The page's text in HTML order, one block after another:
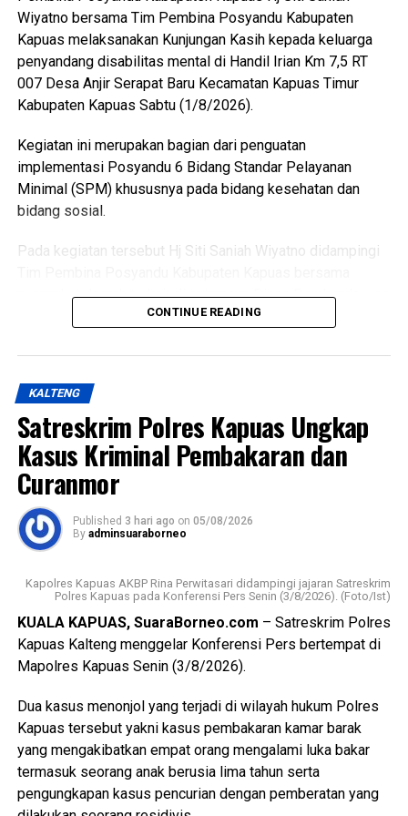
BPIP Nomor 5 Tahun 2023 yang mengamanatkan bahwa
calon Paskibraka terpilih wajib mengikuti pemusatan
pendidikan dan pelatihan sebelum melaksanakan tugas
pengibaran dan penurunan Duplikat Bendera Pusaka pada
peringatan Hari Ulang Tahun Kemerdekaan Republik
Views: 14
Bagikan ke
WhatsApp Facebook 0
Wiyatno bersama Tim Pembina Posyandu Kabupaten
Kapuas melaksanakan Kunjungan Kasih kepada keluarga
penyandang disabilitas mental di Handil Irian Km 7,5 RT
007 Desa Anjir Serapat Baru Kecamatan Kapuas Timur
Kabupaten Kapuas Sabtu (1/8/2026).
Kegiatan ini merupakan bagian dari penguatan
implementasi Posyandu 6 Bidang Standar Pelayanan
Minimal (SPM) khususnya pada bidang kesehatan dan
bidang sosial.
Pada kegiatan tersebut Hj Siti Saniah Wiyatno didampingi
perangkat daerah terkait di antaranya Dinas Pemberdayaan
Masyarakat dan Desa (DPMD) Dinas Kesehatan Dinas
Pengendalian Penduduk dan Keluarga Berencana
(P3APPKB) Dinas Sosial Pemerintah Kecamatan Kapuas
Timur Pemdes serta kader Posyandu.
Menurutnya kunjungan kasih ini merupakan bentuk
perhatian pemerintah daerah kepada masyarakat yang
tergolong rentan sekaligus memperkuat pelaksanaan
transformasi Posyandu yang kini tidak hanya berfokus
pada pelayanan kesehatan ibu dan anak, tetapi juga
mencakup enam bidang Standar Pelayanan Minimal.
Ia mengatakan keberhasilan implementasi Posyandu 6
Bidang SPM memerlukan kolaborasi seluruh pihak mulai
dari pemerintah daerah pemerintah kecamatan pemerintah
desa tenaga kesehatan kader Posyandu hingga
“Oleh karena itu sinergi lintas sektor menjadi kunci agar
berbagai persoalan kesehatan dan sosial dapat dideteksi
sejak dini serta ditangani secara cepat dan tepat, ” katanya.
Lebih lanjut ia mengatakan melalui kegiatan tersebut Tim
CONTINUE READING
KALTENG
Satreskrim Polres Kapuas Ungkap
Kasus Kriminal Pembakaran dan
Curanmor
Published 3 hari ago on 05/08/2026
By adminsuaraborneo
Kapolres Kapuas AKBP Rina Perwitasari didampingi jajaran Satreskrim
Polres Kapuas pada Konferensi Pers Senin (3/8/2026). (Foto/Ist)
KUALA KAPUAS, SuaraBorneo.com – Satreskrim Polres
Kapuas Kalteng menggelar Konferensi Pers bertempat di
Mapolres Kapuas Senin (3/8/2026).
Dua kasus menonjol yang terjadi di wilayah hukum Polres
Kapuas tersebut yakni kasus pembakaran kamar barak
yang mengakibatkan empat orang mengalami luka bakar
termasuk seorang anak berusia lima tahun serta
pengungkapan kasus pencurian dengan pemberatan yang